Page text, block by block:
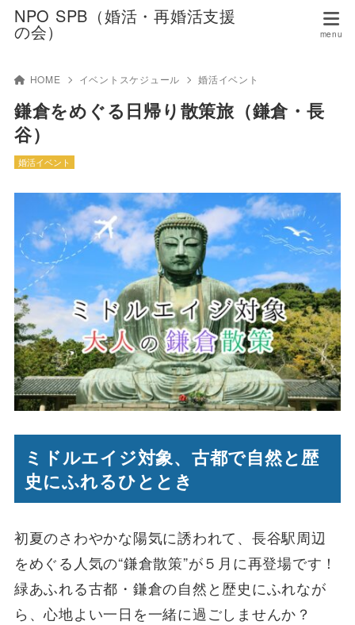
NPO SPB（婚活・再婚活支援
の会）
HOME イベントスケジュール 婚活イベント
鎌倉をめぐる日帰り散策旅（鎌倉・長
谷）
婚活イベント
ミドルエイジ対象、古都で自然と歴
史にふれるひととき
初夏のさわやかな陽気に誘われて、長谷駅周辺
をめぐる人気の“鎌倉散策”が５月に再登場です！
緑あふれる古都・鎌倉の自然と歴史にふれなが
ら、心地よい一日を一緒に過ごしませんか？